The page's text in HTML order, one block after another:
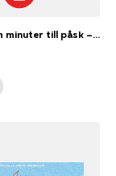
Disney – Fem minuter till påsk – Med ljud och musik!